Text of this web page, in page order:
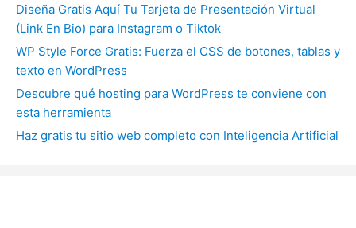
Diseña Gratis Aquí Tu Tarjeta de Presentación Virtual
(Link En Bio) para Instagram o Tiktok
WP Style Force Gratis: Fuerza el CSS de botones, tablas y
texto en WordPress
Descubre qué hosting para WordPress te conviene con
esta herramienta
Haz gratis tu sitio web completo con Inteligencia Artificial